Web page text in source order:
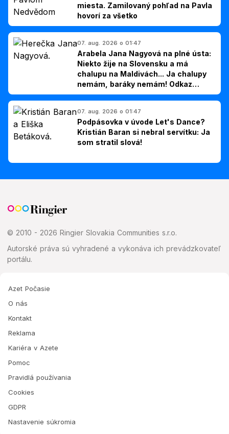
miesta. Zamilovaný pohľad na Pavla
hovorí za všetko
07. aug. 2026 o 01:47
Arabela Jana Nagyová na plné ústa:
Niekto žije na Slovensku a má
chalupu na Maldivách... Ja chalupy
nemám, baráky nemám! Odkaz
Slovákom
07. aug. 2026 o 01:47
Podpásovka v úvode Let's Dance?
Kristián Baran si nebral servítku: Ja
som stratil slová!
© 2010 - 2026 Ringier Slovakia Communities s.r.o.
Autorské práva sú vyhradené a vykonáva ich prevádzkovateľ
portálu.
Azet Počasie
O nás
Kontakt
Reklama
Kariéra v Azete
Pomoc
Pravidlá používania
Cookies
GDPR
Nastavenie súkromia